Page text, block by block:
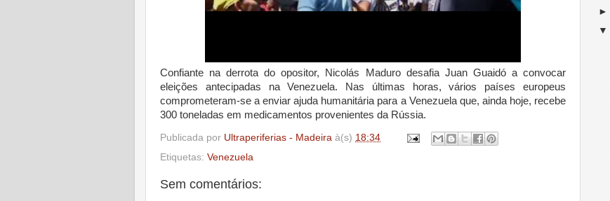
Confiante na derrota do opositor, Nicolás Maduro desafia Juan Guaidó a convocar
eleições antecipadas na Venezuela. Nas últimas horas, vários países europeus
comprometeram-se a enviar ajuda humanitária para a Venezuela que, ainda hoje, recebe
300 toneladas em medicamentos provenientes da Rússia.
Publicada por Ultraperiferias - Madeira à(s) 18:34
Etiquetas: Venezuela
Sem comentários:
►
▼